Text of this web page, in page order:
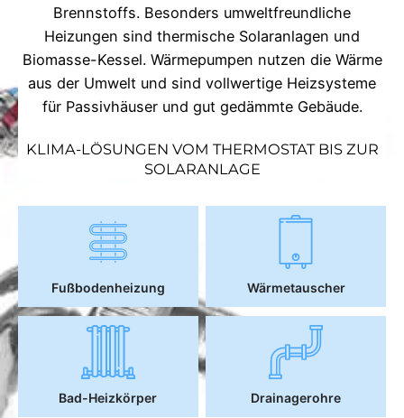
Brennstoffs. Besonders umweltfreundliche
Heizungen sind thermische Solaranlagen und
Biomasse-Kessel. Wärmepumpen nutzen die Wärme
aus der Umwelt und sind vollwertige Heizsysteme
für Passivhäuser und gut gedämmte Gebäude.
KLIMA-LÖSUNGEN VOM THERMOSTAT BIS ZUR
SOLARANLAGE
Fußbodenheizung Wärmetauscher
Bad-Heizkörper Drainagerohre